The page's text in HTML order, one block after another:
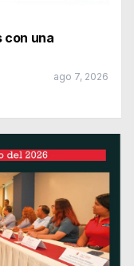
con una
ago 7, 2026